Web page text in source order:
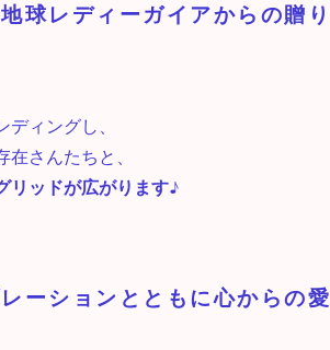
球レディーガイアからの贈り
ィングし、
さんたちと、
リッドが広がります♪
ーションとともに心からの愛